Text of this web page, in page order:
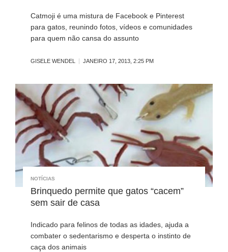
Catmoji é uma mistura de Facebook e Pinterest
para gatos, reunindo fotos, vídeos e comunidades
para quem não cansa do assunto
GISELE WENDEL JANEIRO 17, 2013, 2:25 PM
NOTÍCIAS
Brinquedo permite que gatos “cacem”
sem sair de casa
Indicado para felinos de todas as idades, ajuda a
combater o sedentarismo e desperta o instinto de
caça dos animais